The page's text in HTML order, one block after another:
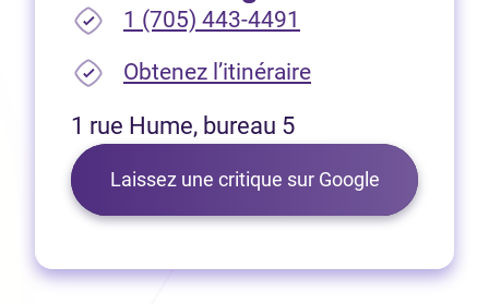
1 (705) 443-4491
Obtenez l’itinéraire(Ouvre dans un
1 rue Hume, bureau 5
Laissez une critique sur Google(Ouvre